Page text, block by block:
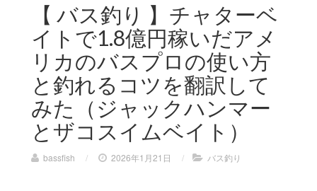
【 バス釣り 】チャターベ
イトで1.8億円稼いだアメ
リカのバスプロの使い方
と釣れるコツを翻訳して
みた（ジャックハンマー
とザコスイムベイト）
bassfish / 2026年1月21日 / バス釣り